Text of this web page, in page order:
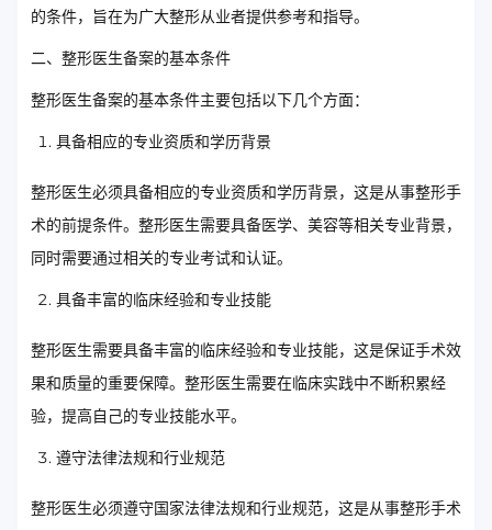
的条件，旨在为广大整形从业者提供参考和指导。
二、整形医生备案的基本条件
整形医生备案的基本条件主要包括以下几个方面：
具备相应的专业资质和学历背景
整形医生必须具备相应的专业资质和学历背景，这是从事整形手
术的前提条件。整形医生需要具备医学、美容等相关专业背景，
同时需要通过相关的专业考试和认证。
具备丰富的临床经验和专业技能
整形医生需要具备丰富的临床经验和专业技能，这是保证手术效
果和质量的重要保障。整形医生需要在临床实践中不断积累经
验，提高自己的专业技能水平。
遵守法律法规和行业规范
整形医生必须遵守国家法律法规和行业规范，这是从事整形手术